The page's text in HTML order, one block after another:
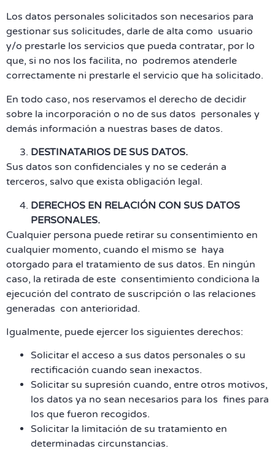
Los datos personales solicitados son necesarios para
gestionar sus solicitudes, darle de alta como usuario
y/o prestarle los servicios que pueda contratar, por lo
que, si no nos los facilita, no podremos atenderle
correctamente ni prestarle el servicio que ha solicitado.
En todo caso, nos reservamos el derecho de decidir
sobre la incorporación o no de sus datos personales y
demás información a nuestras bases de datos.
DESTINATARIOS DE SUS DATOS.
Sus datos son confidenciales y no se cederán a
terceros, salvo que exista obligación legal.
DERECHOS EN RELACIÓN CON SUS DATOS
PERSONALES.
Cualquier persona puede retirar su consentimiento en
cualquier momento, cuando el mismo se haya
otorgado para el tratamiento de sus datos. En ningún
caso, la retirada de este consentimiento condiciona la
ejecución del contrato de suscripción o las relaciones
generadas con anterioridad.
Igualmente, puede ejercer los siguientes derechos:
Solicitar el acceso a sus datos personales o su
rectificación cuando sean inexactos.
Solicitar su supresión cuando, entre otros motivos,
los datos ya no sean necesarios para los fines para
los que fueron recogidos.
Solicitar la limitación de su tratamiento en
determinadas circunstancias.